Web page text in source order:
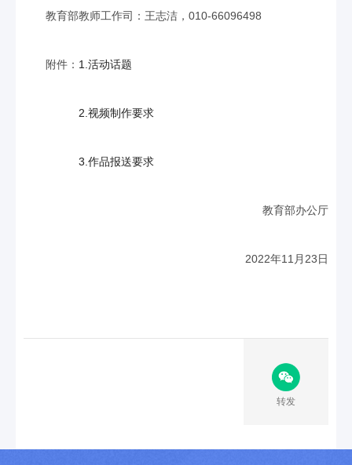
教育部教师工作司：王志洁，010-66096498
附件： 1.活动话题
2.视频制作要求
3.作品报送要求
教育部办公厅
2022年11月23日
转发